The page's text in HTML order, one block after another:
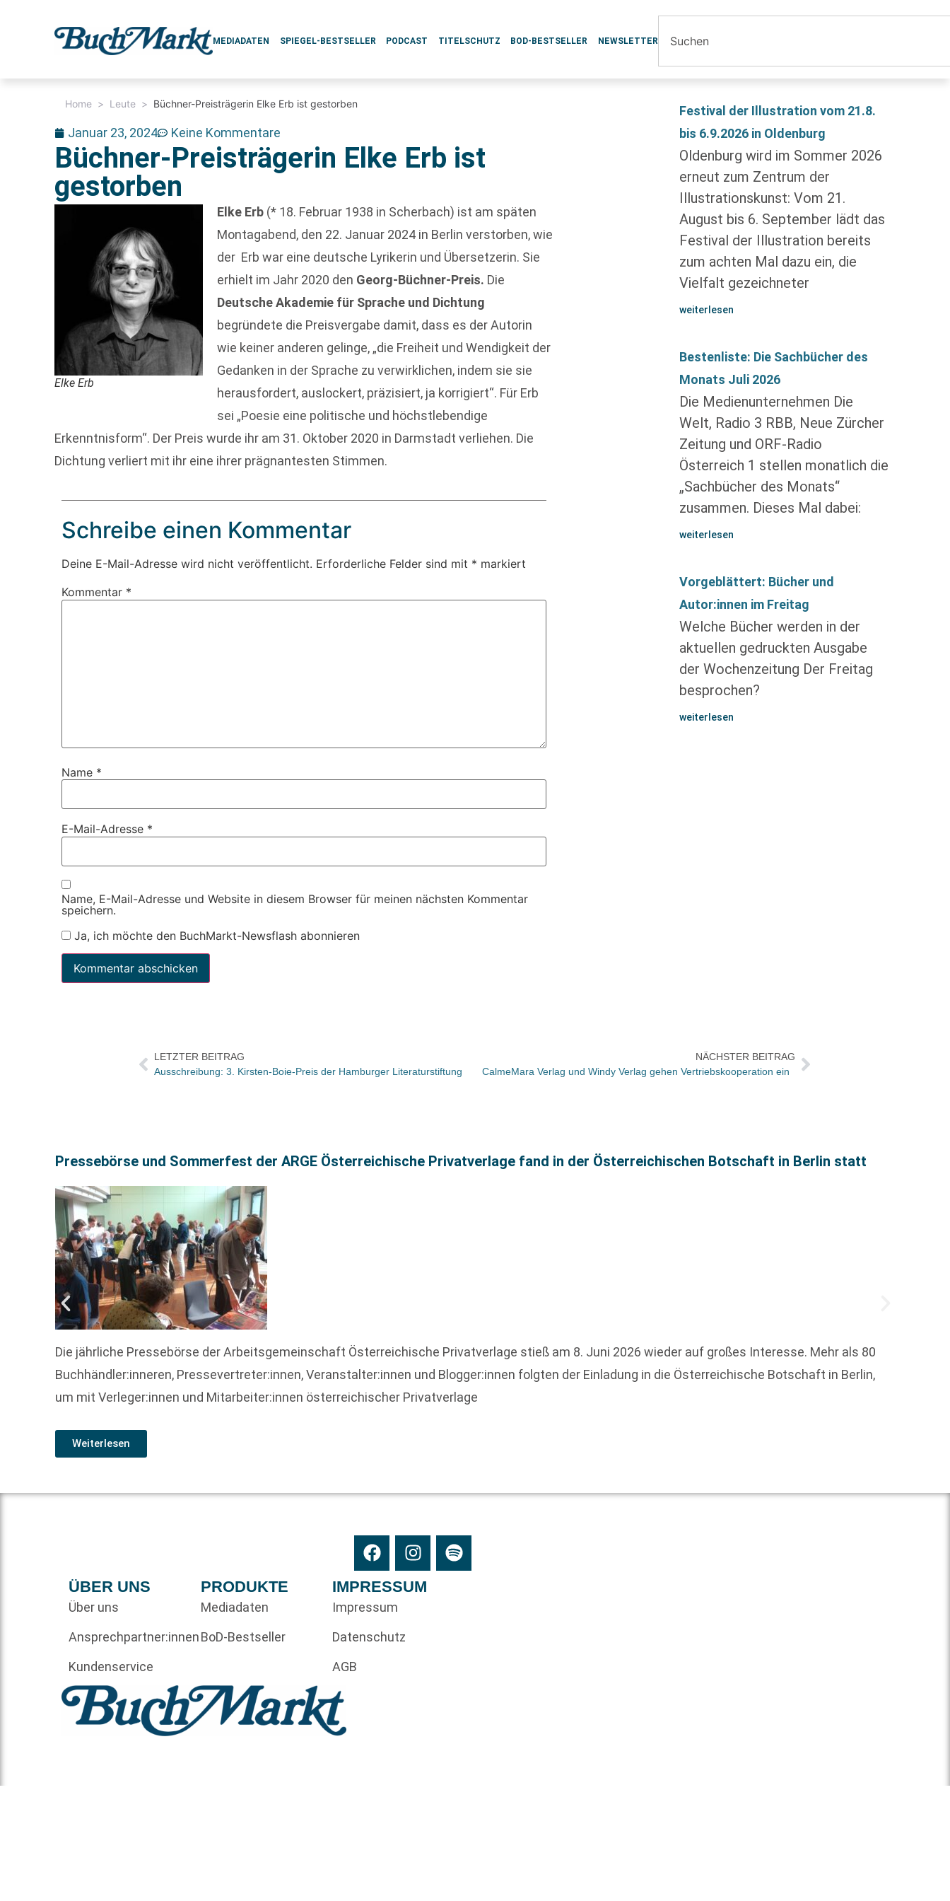
MEDIADATEN SPIEGEL-BESTSELLER PODCAST TITELSCHUTZ BOD-BESTSELLER NEWSLETTER
Home > Leute > Büchner-Preisträgerin Elke Erb ist gestorben
Januar 23, 2024 Keine Kommentare
Büchner-Preisträgerin Elke Erb ist
gestorben
Elke Erb
Elke Erb (* 18. Februar 1938 in Scherbach) ist am späten
Montagabend, den 22. Januar 2024 in Berlin verstorben, wie
der Erb war eine deutsche Lyrikerin und Übersetzerin. Sie
erhielt im Jahr 2020 den Georg-Büchner-Preis. Die
Deutsche Akademie für Sprache und Dichtung
begründete die Preisvergabe damit, dass es der Autorin
wie keiner anderen gelinge, „die Freiheit und Wendigkeit der
Gedanken in der Sprache zu verwirklichen, indem sie sie
herausfordert, auslockert, präzisiert, ja korrigiert“. Für Erb
sei „Poesie eine politische und höchstlebendige
Erkenntnisform“. Der Preis wurde ihr am 31. Oktober 2020 in Darmstadt verliehen. Die
Dichtung verliert mit ihr eine ihrer prägnantesten Stimmen.
Schreibe einen Kommentar
Deine E-Mail-Adresse wird nicht veröffentlicht. Erforderliche Felder sind mit * markiert
Kommentar *
Name *
E-Mail-Adresse *
Name, E-Mail-Adresse und Website in diesem Browser für meinen nächsten Kommentar
speichern.
Ja, ich möchte den BuchMarkt-Newsflash abonnieren
Festival der Illustration vom 21.8.
bis 6.9.2026 in Oldenburg
Oldenburg wird im Sommer 2026
erneut zum Zentrum der
Illustrationskunst: Vom 21.
August bis 6. September lädt das
Festival der Illustration bereits
zum achten Mal dazu ein, die
Vielfalt gezeichneter
weiterlesen
Bestenliste: Die Sachbücher des
Monats Juli 2026
Die Medienunternehmen Die
Welt, Radio 3 RBB, Neue Zürcher
Zeitung und ORF-Radio
Österreich 1 stellen monatlich die
„Sachbücher des Monats“
zusammen. Dieses Mal dabei:
weiterlesen
Vorgeblättert: Bücher und
Autor:innen im Freitag
Welche Bücher werden in der
aktuellen gedruckten Ausgabe
der Wochenzeitung Der Freitag
besprochen?
weiterlesen
LETZTER BEITRAG
Ausschreibung: 3. Kirsten-Boie-Preis der Hamburger Literaturstiftung
NÄCHSTER BEITRAG
CalmeMara Verlag und Windy Verlag gehen Vertriebskooperation ein
Pressebörse und Sommerfest der ARGE Österreichische Privatverlage fand in der Österreichischen Botschaft in Berlin statt
Die jährliche Pressebörse der Arbeitsgemeinschaft Österreichische Privatverlage stieß am 8. Juni 2026 wieder auf großes Interesse. Mehr als 80
Buchhändler:inneren, Pressevertreter:innen, Veranstalter:innen und Blogger:innen folgten der Einladung in die Österreichische Botschaft in Berlin,
um mit Verleger:innen und Mitarbeiter:innen österreichischer Privatverlage
Weiterlesen
ÜBER UNS
Über uns
Ansprechpartner:innen
Kundenservice
PRODUKTE
Mediadaten
BoD-Bestseller
IMPRESSUM
Impressum
Datenschutz
AGB